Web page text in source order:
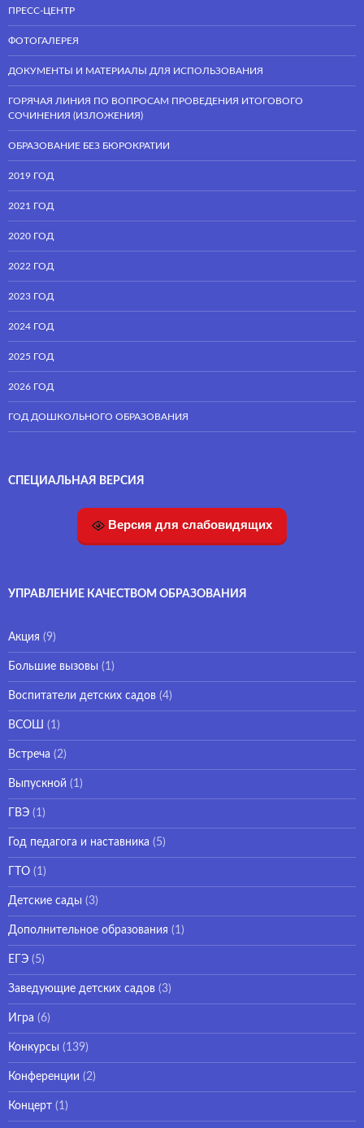
ПРЕСС-ЦЕНТР
ФОТОГАЛЕРЕЯ
ДОКУМЕНТЫ И МАТЕРИАЛЫ ДЛЯ ИСПОЛЬЗОВАНИЯ
ГОРЯЧАЯ ЛИНИЯ ПО ВОПРОСАМ ПРОВЕДЕНИЯ ИТОГОВОГО
СОЧИНЕНИЯ (ИЗЛОЖЕНИЯ)
ОБРАЗОВАНИЕ БЕЗ БЮРОКРАТИИ
2019 ГОД
2021 ГОД
2020 ГОД
2022 ГОД
2023 ГОД
2024 ГОД
2025 ГОД
2026 ГОД
ГОД ДОШКОЛЬНОГО ОБРАЗОВАНИЯ
СПЕЦИАЛЬНАЯ ВЕРСИЯ
Версия для слабовидящих
УПРАВЛЕНИЕ КАЧЕСТВОМ ОБРАЗОВАНИЯ
Акция (9)
Большие вызовы (1)
Воспитатели детских садов (4)
ВСОШ (1)
Встреча (2)
Выпускной (1)
ГВЭ (1)
Год педагога и наставника (5)
ГТО (1)
Детские сады (3)
Дополнительное образования (1)
ЕГЭ (5)
Заведующие детских садов (3)
Игра (6)
Конкурсы (139)
Конференции (2)
Концерт (1)